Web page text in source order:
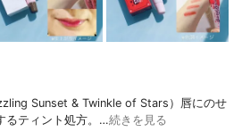
Sunset & Twinkle of Stars）唇にのせ
るティント処方。…続きを見る